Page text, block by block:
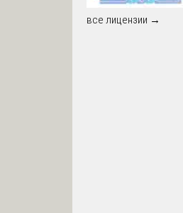
все лицензии →